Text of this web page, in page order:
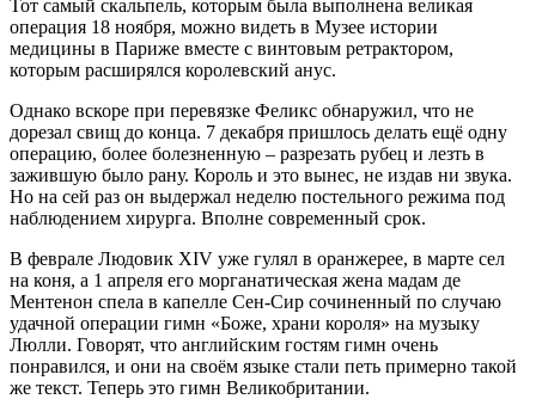
Тот самый скальпель, которым была выполнена великая
операция 18 ноября, можно видеть в Музее истории
медицины в Париже вместе с винтовым ретрактором,
которым расширялся королевский анус.
Однако вскоре при перевязке Феликс обнаружил, что не
дорезал свищ до конца. 7 декабря пришлось делать ещё одну
операцию, более болезненную – разрезать рубец и лезть в
зажившую было рану. Король и это вынес, не издав ни звука.
Но на сей раз он выдержал неделю постельного режима под
наблюдением хирурга. Вполне современный срок.
В феврале Людовик XIV уже гулял в оранжерее, в марте сел
на коня, а 1 апреля его морганатическая жена мадам де
Ментенон спела в капелле Сен-Сир сочиненный по случаю
удачной операции гимн «Боже, храни короля» на музыку
Люлли. Говорят, что английским гостям гимн очень
понравился, и они на своём языке стали петь примерно такой
же текст. Теперь это гимн Великобритании.